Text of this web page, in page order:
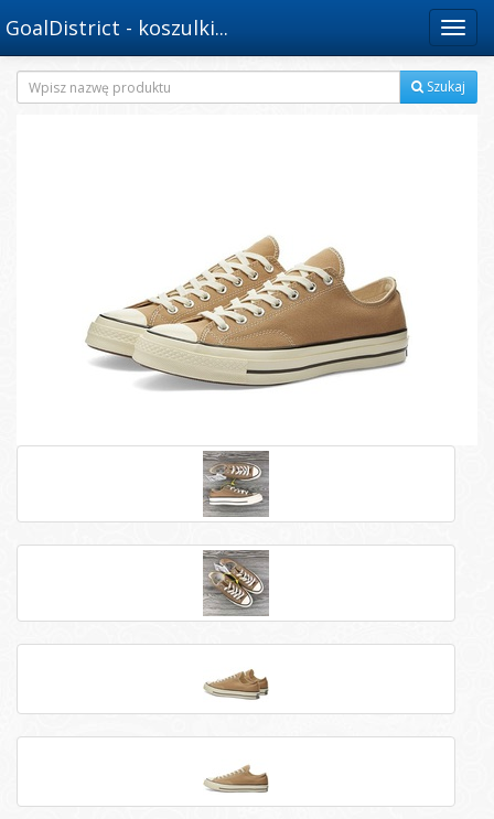
Menu
GoalDistrict - koszulki...
Szukaj